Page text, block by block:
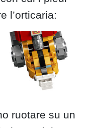
l’orticaria:
ruotare su un